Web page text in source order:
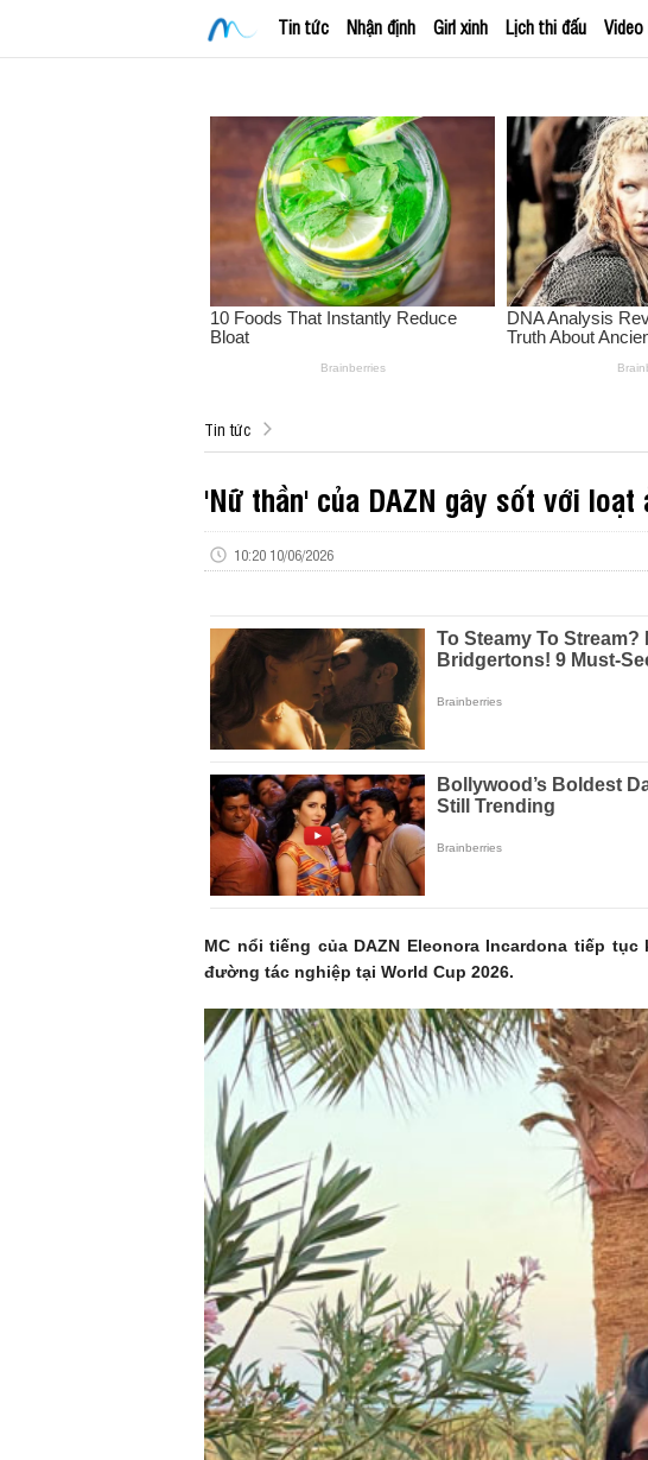
Tin tức Nhận định Girl xinh Lịch thi đấu
Tin tức
'Nữ thần' của DAZN gây sốt với
10:20 10/06/2026
MC nổi tiếng của DAZN Eleonora Incardona tiếp
đường tác nghiệp tại World Cup 2026.